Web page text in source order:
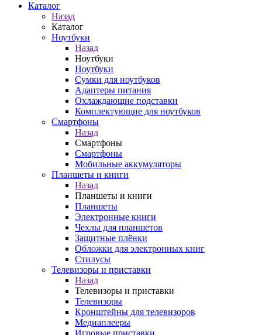
Каталог
Назад
Каталог
Ноутбуки
Назад
Ноутбуки
Ноутбуки
Сумки для ноутбуков
Адаптеры питания
Охлаждающие подставки
Комплектующие для ноутбуков
Смартфоны
Назад
Смартфоны
Смартфоны
Мобильные аккумуляторы
Планшеты и книги
Назад
Планшеты и книги
Планшеты
Электронные книги
Чехлы для планшетов
Защитные плёнки
Обложки для электронных книг
Стилусы
Телевизоры и приставки
Назад
Телевизоры и приставки
Телевизоры
Кронштейны для телевизоров
Медиаплееры
Игровые приставки